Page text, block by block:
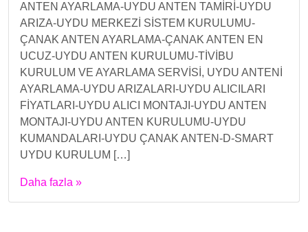
ANTEN AYARLAMA-UYDU ANTEN TAMİRİ-UYDU
ARIZA-UYDU MERKEZİ SİSTEM KURULUMU-
ÇANAK ANTEN AYARLAMA-ÇANAK ANTEN EN
UCUZ-UYDU ANTEN KURULUMU-TİVİBU
KURULUM VE AYARLAMA SERVİSİ, UYDU ANTENİ
AYARLAMA-UYDU ARIZALARI-UYDU ALICILARI
FİYATLARI-UYDU ALICI MONTAJI-UYDU ANTEN
MONTAJI-UYDU ANTEN KURULUMU-UYDU
KUMANDALARI-UYDU ÇANAK ANTEN-D-SMART
UYDU KURULUM […]
Daha fazla »